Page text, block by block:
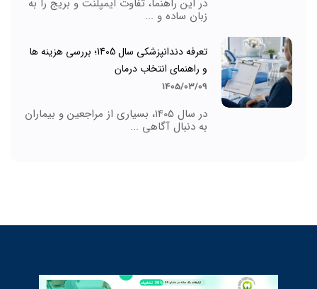
در این راهنما، تفاوت ایمپلنت و بریج را به
زبان ساده و ...
تعرفه دندانپزشکی سال 1405؛ بررسی هزینه ها
و راهنمای انتخاب درمان
1405/03/09
در سال 1405، بسیاری از مراجعین و بیماران
به دنبال آگاهی ...